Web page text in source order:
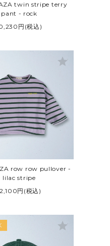
twin stripe terry
pant - rock
円(税込)
row row pullover -
lilac stripe
円(税込)
star
star